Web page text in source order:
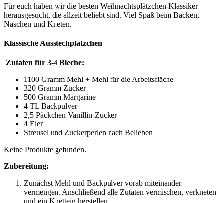
Für euch haben wir die besten Weihnachtsplätzchen-Klassiker
herausgesucht, die allzeit beliebt sind. Viel Spaß beim Backen,
Naschen und Kneten.
Klassische Ausstechplätzchen
Zutaten für 3-4 Bleche:
1100 Gramm Mehl + Mehl für die Arbeitsfläche
320 Gramm Zucker
500 Gramm Margarine
4 TL Backpulver
2,5 Päckchen Vanillin-Zucker
4 Eier
Streusel und Zuckerperlen nach Belieben
Keine Produkte gefunden.
Zubereitung:
Zunächst Mehl und Backpulver vorab miteinander
vermengen. Anschließend alle Zutaten vermischen, verkneten
und ein Knetteig herstellen.